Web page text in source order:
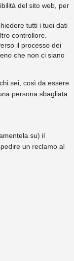
del sito web, per
tutti i tuoi dati
controllore.
il processo dei
che non ci siano
sei, così da essere
persona sbagliata.
su) il
un reclamo al